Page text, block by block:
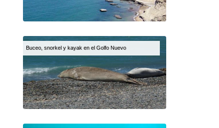
Buceo, snorkel y kayak en el Golfo Nuevo